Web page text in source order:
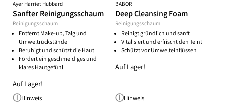
Ayer Harriet Hubbard
Sanfter Reinigungsschaum
Reinigungsschaum
Entfernt Make-up, Talg und
Umweltrückstände
Beruhigt und schützt die Haut
Fördert ein geschmeidiges und
klares Hautgefühl
Auf Lager!
Hinweis
BABOR
Deep Cleansing Foam
Reinigungsschaum
Reinigt gründlich und sanft
Vitalisiert und erfrischt den Teint
Schützt vor Umwelteinflüssen
Auf Lager!
Hinweis